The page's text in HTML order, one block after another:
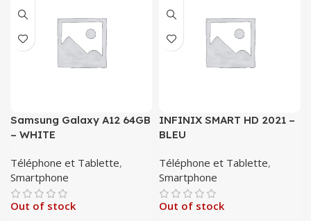
Samsung Galaxy A12 64GB
– WHITE
Téléphone et Tablette,
Smartphone
Out of stock
INFINIX SMART HD 2021 –
BLEU
Téléphone et Tablette,
Smartphone
Out of stock